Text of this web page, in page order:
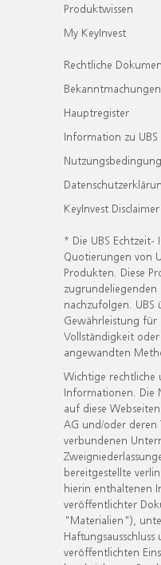
Produktwissen
My KeyInvest
Rechtliche
Bekanntmachungen
Hauptregister
Information zu UBS
KeyInvest Disclaimer
* Die UBS
Quotierungen von
Produkten. Diese
zugrundeliegenden
nachzufolgen.
Gewährleistung für
Vollständigkeit
angewandten
Wichtige rechtliche
Informationen. Die
auf diese
AG und/oder deren
verbundenen
bereitgestellte
hierin enthaltenen
veröffentlichter
"Materialien"),
veröffentlichten